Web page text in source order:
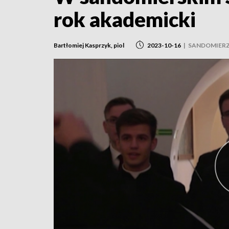
rok akademicki
Bartłomiej Kasprzyk, piol 2023-10-16 |